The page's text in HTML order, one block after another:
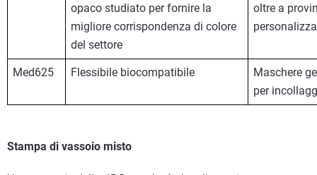
opaco studiato per fornire la
migliore corrispondenza di colore
del settore
oltre a
Med625 Flessibile biocompatibile
Maschere
per
Stampa di vassoio misto